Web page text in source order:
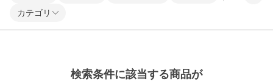
カテゴリ
検索条件に該当する商品が